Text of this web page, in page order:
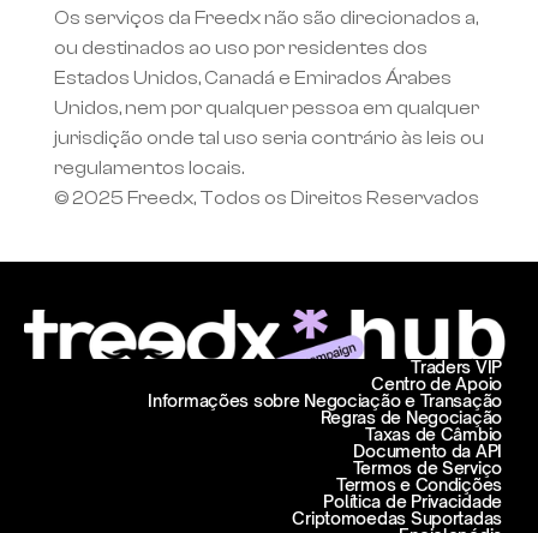
Os serviços da Freedx não são direcionados a,
ou destinados ao uso por residentes dos
Estados Unidos, Canadá e Emirados Árabes
Unidos, nem por qualquer pessoa em qualquer
jurisdição onde tal uso seria contrário às leis ou
regulamentos locais.
© 2025 Freedx, Todos os Direitos Reservados
Centro de Apoio
Informações sobre Negociação e Transação
Traders VIP
Regras de Negociação
Taxas de Câmbio
Documento da API
Termos de Serviço
Termos e Condições
Política de Privacidade
Criptomoedas Suportadas